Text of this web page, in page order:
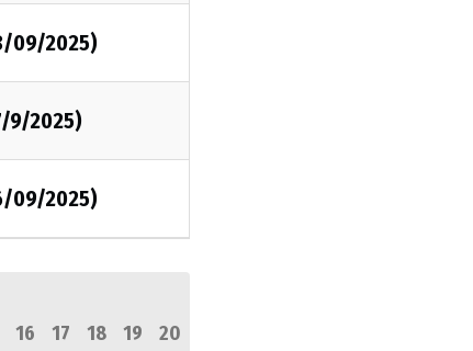
09/2025)
9/2025)
09/2025)
16 17 18 19
20